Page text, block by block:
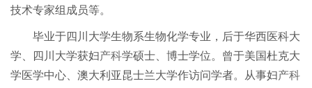
技术专家组成员等。
毕业于四川大学生物系生物化学专业，后于华西医科大
学、四川大学获妇产科学硕士、博士学位。曾于美国杜克大
学医学中心、澳大利亚昆士兰大学作访问学者。从事妇产科